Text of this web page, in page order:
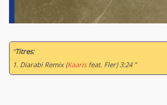
“Titres:
1. Diarabi Remix (Kaarisfeat. Fler) 3:24 ”